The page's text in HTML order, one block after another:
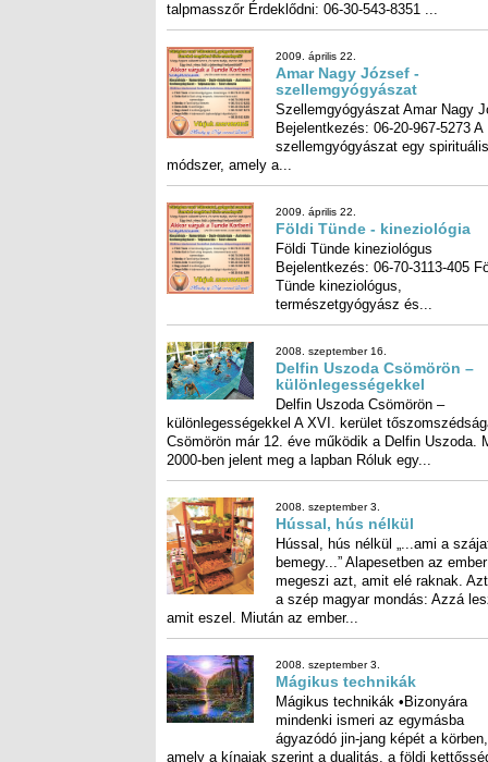
talpmasszőr Érdeklődni: 06-30-543-8351 ...
2009. április 22.
Amar Nagy József -
szellemgyógyászat
Szellemgyógyászat Amar Nagy
Bejelentkezés: 06-20-967-
szellemgyógyászat egy
módszer, amely a...
2009. április 22.
Földi Tünde - kineziológia
Földi Tünde kineziológus
Bejelentkezés: 06-70-3113-405 Földi
Tünde kineziológus,
természetgyógyász és...
2008. szeptember 16.
Delfin Uszoda Csömörön –
különlegességekkel
Delfin Uszoda Csömörön –
különlegességekkel A XVI. kerület tőszomszédságában,
Csömörön már 12. éve működik a Delfin Uszoda. Még
2000-ben jelent meg a lapban Róluk egy...
2008. szeptember 3.
Hússal, hús nélkül
Hússal, hús nélkül „...ami a
bemegy...” Alapesetben az
megeszi azt, amit elé raknak.
a szép magyar mondás: Azzá
amit eszel. Miután az ember...
2008. szeptember 3.
Mágikus technikák
Mágikus technikák •Bizonyára
mindenki ismeri az egymásba
ágyazódó jin-jang képét a körben,
amely a kínaiak szerint a dualitás, a földi kettősség